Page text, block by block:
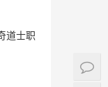
道士职